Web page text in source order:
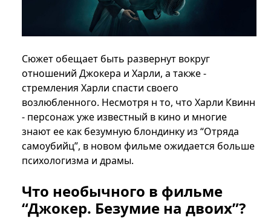
Сюжет обещает быть развернут вокруг
отношений Джокера и Харли, а также -
стремления Харли спасти своего
возлюбленного. Несмотря н то, что Харли Квинн
- персонаж уже известный в кино и многие
знают ее как безумную блондинку из “Отряда
самоубийц”, в новом фильме ожидается больше
психологизма и драмы.
Что необычного в фильме
“Джокер. Безумие на двоих”?